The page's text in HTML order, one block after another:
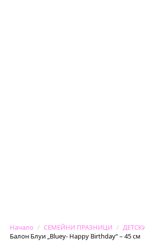
Начало СЕМЕЙНИ ПРАЗНИЦИ
Балон Блуи „Bluey- Happy Birthday“ – 45 см